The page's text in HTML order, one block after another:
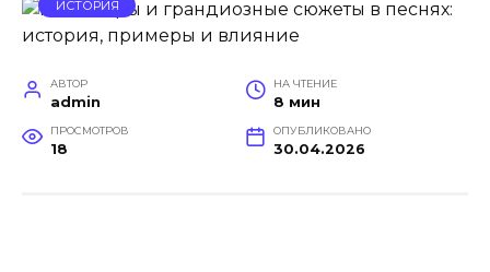
ИСТОРИЯ
АВТОР
admin
НА ЧТЕНИЕ
8 мин
ПРОСМОТРОВ
18
ОПУБЛИКОВАНО
30.04.2026